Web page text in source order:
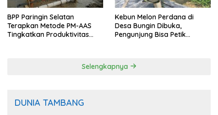
BPP Paringin Selatan
Terapkan Metode PM-AAS
Tingkatkan Produktivitas
Kebun Melon Perdana di
Desa Bungin Dibuka,
Pengunjung Bisa Petik
Selengkapnya
DUNIA TAMBANG